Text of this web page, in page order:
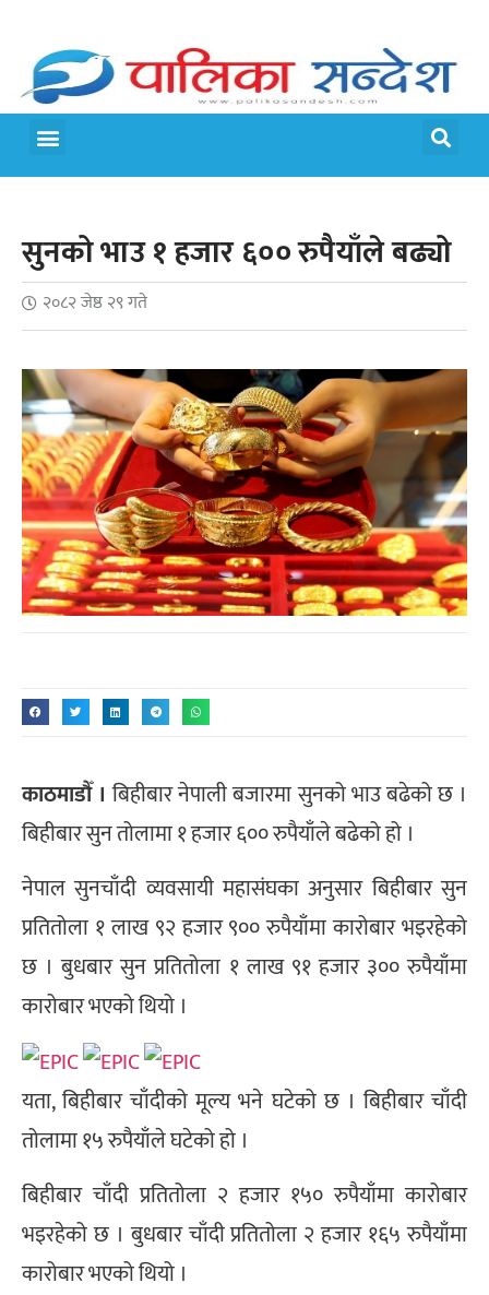
सुनको भाउ १ हजार ६०० रुपैयाँले बढ्यो
२०८२ जेष्ठ २९ गते
काठमाडौँ । बिहीबार नेपाली बजारमा सुनको भाउ बढेको छ ।
बिहीबार सुन तोलामा १ हजार ६०० रुपैयाँले बढेको हो ।
नेपाल सुनचाँदी व्यवसायी महासंघका अनुसार बिहीबार सुन
प्रतितोला १ लाख ९२ हजार ९०० रुपैयाँमा कारोबार भइरहेको
छ । बुधबार सुन प्रतितोला १ लाख ९१ हजार ३०० रुपैयाँमा
कारोबार भएको थियो ।
यता, बिहीबार चाँदीको मूल्य भने घटेको छ । बिहीबार चाँदी
तोलामा १५ रुपैयाँले घटेको हो ।
बिहीबार चाँदी प्रतितोला २ हजार १५० रुपैयाँमा कारोबार
भइरहेको छ । बुधबार चाँदी प्रतितोला २ हजार १६५ रुपैयाँमा
कारोबार भएको थियो ।